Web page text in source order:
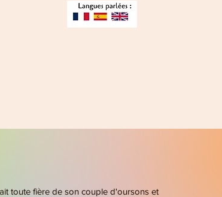
toute fière de son couple d'oursons et